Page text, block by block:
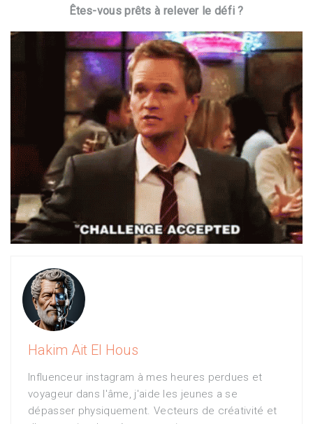
Êtes-vous prêts à relever le défi ?
Hakim Ait El Hous
Influenceur instagram à mes heures perdues et
voyageur dans l'âme, j'aide les jeunes a se
dépasser physiquement. Vecteurs de créativité et